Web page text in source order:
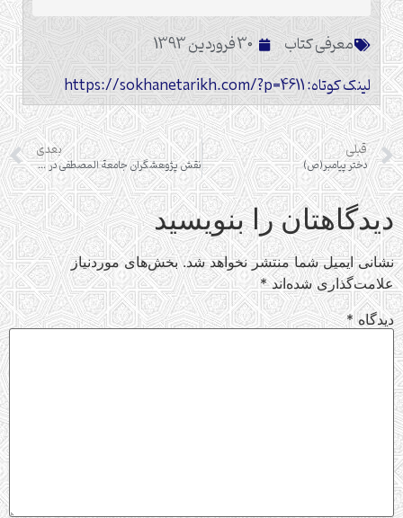
معرفی کتاب
30 فروردین 1393
لینک کوتاه: https://sokhanetarikh.com/?p=4611
قبلی
دختر پیامبر(ص)
بعدی
نقش پژوهشگران جامعة المصطفی در دایره المعارف فاطمی(س)
دیدگاهتان را بنویسید
نشانی ایمیل شما منتشر نخواهد شد. بخش‌های موردنیاز
علامت‌گذاری شده‌اند*
دیدگاه *